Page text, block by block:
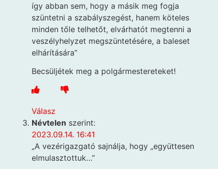
így abban sem, hogy a másik meg fogja
szüntetni a szabályszegést, hanem köteles
minden tőle telhetőt, elvárhatót megtenni a
veszélyhelyzet megszüntetésére, a baleset
elhárítására”
Becsüljétek meg a polgármestereteket!
Válasz
Névtelen szerint:
2023.09.14. 16:41
„A vezérigazgató sajnálja, hogy „együttesen
elmulasztottuk…”